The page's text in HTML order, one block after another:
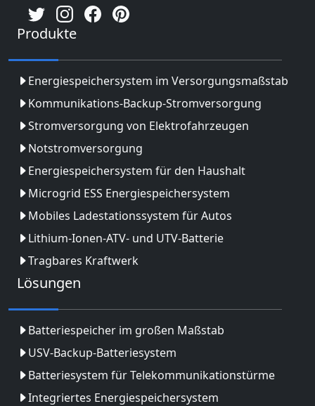
Produkte
Energiespeichersystem im Versorgungsmaßstab
Kommunikations-Backup-Stromversorgung
Stromversorgung von Elektrofahrzeugen
Notstromversorgung
Energiespeichersystem für den Haushalt
Microgrid ESS Energiespeichersystem
Mobiles Ladestationssystem für Autos
Lithium-Ionen-ATV- und UTV-Batterie
Tragbares Kraftwerk
Lösungen
Batteriespeicher im großen Maßstab
USV-Backup-Batteriesystem
Batteriesystem für Telekommunikationstürme
Integriertes Energiespeichersystem